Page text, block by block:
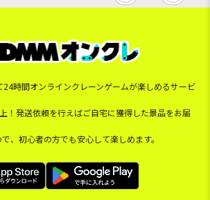
24時間オンラインクレーンゲームが楽しめるサービ
！発送依頼を行えばご自宅に獲得した景品をお届
、初心者の方でも安心して楽しめます。